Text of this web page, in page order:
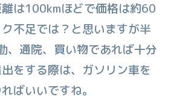
は100kmほどで価格は約60
不足では？と思いますが半
、通院、買い物であれば十分
をする際は、ガソリン車を
ばいいですね。